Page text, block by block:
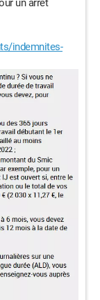
un arrêt
indemnites-